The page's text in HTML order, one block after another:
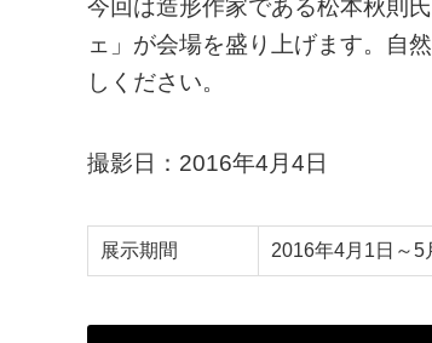
今回は造形作家である松本秋則
ェ」が会場を盛り上げます。自
しください。
撮影日：2016年4月4日
展示期間 2016年4月1日～5